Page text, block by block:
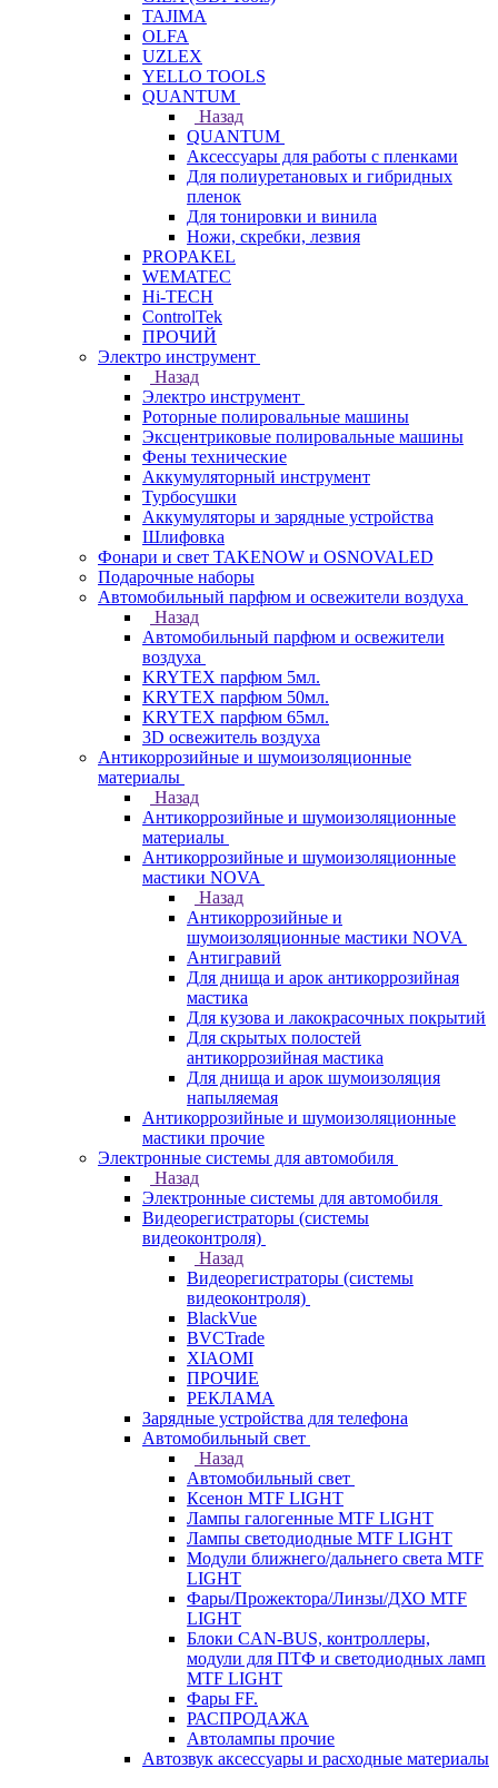
TAJIMA
OLFA
UZLEX
YELLO TOOLS
QUANTUM
Назад
QUANTUM
Аксессуары для работы с пленками
Для полиуретановых и гибридных
пленок
Для тонировки и винила
Ножи, скребки, лезвия
PROPAKEL
WEMATEC
Hi-TECH
ControlTek
ПРОЧИЙ
Электро инструмент
Назад
Электро инструмент
Роторные полировальные машины
Эксцентриковые полировальные машины
Фены технические
Аккумуляторный инструмент
Турбосушки
Аккумуляторы и зарядные устройства
Шлифовка
Фонари и свет TAKENOW и OSNOVALED
Подарочные наборы
Автомобильный парфюм и освежители воздуха
Назад
Автомобильный парфюм и освежители
воздуха
KRYTEX парфюм 5мл.
KRYTEX парфюм 50мл.
KRYTEX парфюм 65мл.
3D освежитель воздуха
Антикоррозийные и шумоизоляционные
материалы
Назад
Антикоррозийные и шумоизоляционные
материалы
Антикоррозийные и шумоизоляционные
мастики NOVA
Назад
Антикоррозийные и
шумоизоляционные мастики NOVA
Антигравий
Для днища и арок антикоррозийная
мастика
Для кузова и лакокрасочных покрытий
Для скрытых полостей
антикоррозийная мастика
Для днища и арок шумоизоляция
напыляемая
Антикоррозийные и шумоизоляционные
мастики прочие
Электронные системы для автомобиля
Назад
Электронные системы для автомобиля
Видеорегистраторы (системы
видеоконтроля)
Назад
Видеорегистраторы (системы
видеоконтроля)
BlackVue
BVCTrade
XIAOMI
ПРОЧИЕ
РЕКЛАМА
Зарядные устройства для телефона
Автомобильный свет
Назад
Автомобильный свет
Ксенон MTF LIGHT
Лампы галогенные MTF LIGHT
Лампы светодиодные MTF LIGHT
Модули ближнего/дальнего света MTF
LIGHT
Фары/Прожектора/Линзы/ДХО MTF
LIGHT
Блоки CAN-BUS, контроллеры,
модули для ПТФ и светодиодных ламп
MTF LIGHT
Фары FF.
РАСПРОДАЖА
Автолампы прочие
Автозвук аксессуары и расходные материалы